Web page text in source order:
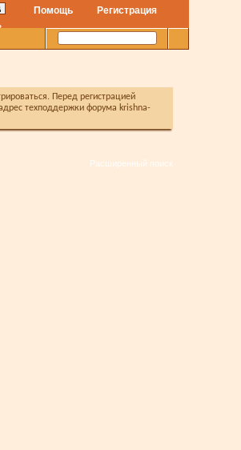
Регистрация
Помощь
Расширенный поиск
Перед регистрацией
техподдержки форума krishna-